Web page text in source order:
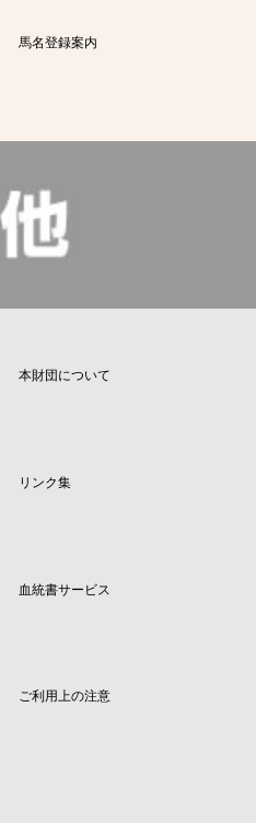
馬名登録案内
本財団について
リンク集
血統書サービス
ご利用上の注意